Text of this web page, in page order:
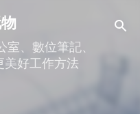
容
室、數位筆記、
美好工作方法